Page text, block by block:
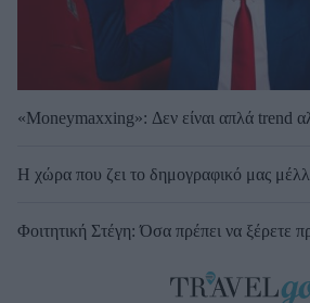
«Moneymaxxing»: Δεν είναι απλά trend
Η χώρα που ζει το δημογραφικό μας
Φοιτητική Στέγη: Όσα πρέπει να ξέρετε